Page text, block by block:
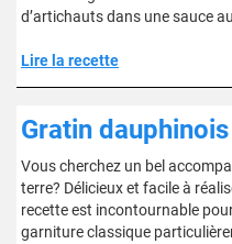
d’artichauts dans une sauce
Lire la recette
Gratin
Vous cherchez un bel
terre? Délicieux et facile à
recette est incontournable
garniture classique